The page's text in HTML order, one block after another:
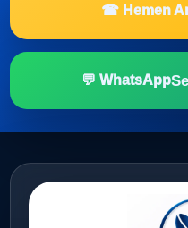
☎ Hemen
💬 WhatsApp